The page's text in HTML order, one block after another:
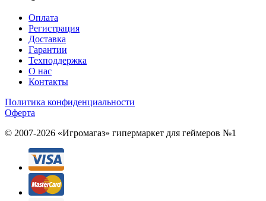
Оплата
Регистрация
Доставка
Гарантии
Техподдержка
О нас
Контакты
Политика конфиденциальности
Оферта
© 2007-2026 «Игромагаз» гипермаркет для геймеров №1